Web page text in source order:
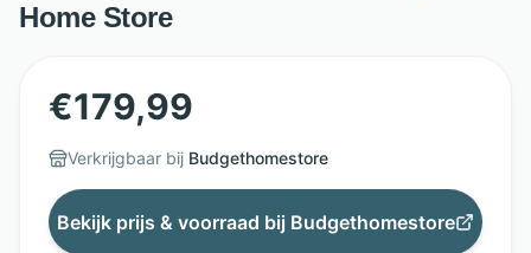
Home Store
€179,99
Verkrijgbaar bij Budgethomestore
Bekijk prijs & voorraad bij Budgethomestore